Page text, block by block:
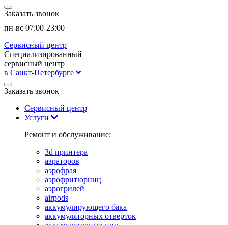
Заказать звонок
пн-вс 07:00-23:00
Сервисный центр
Специализированный
сервисный центр
в Санкт-Петербурге
Заказать звонок
Сервисный центр
Услуги
Ремонт и обслуживание:
3d принтера
аэраторов
аэрофрая
аэрофритюрниц
аэрогрилей
airpods
аккумулирующего бака
аккумуляторных отверток